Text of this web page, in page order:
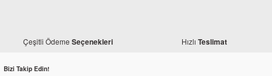
Çeşitli Ödeme Seçenekleri Hızlı Teslimat
Bizi Takip Edin!